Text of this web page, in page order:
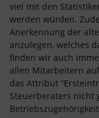
viel mit den
werden würden.
Anerkennung der
anzulegen, welches
finden wir auch
allen Mitarbeitern
das Attribut
Steuerberaters nicht